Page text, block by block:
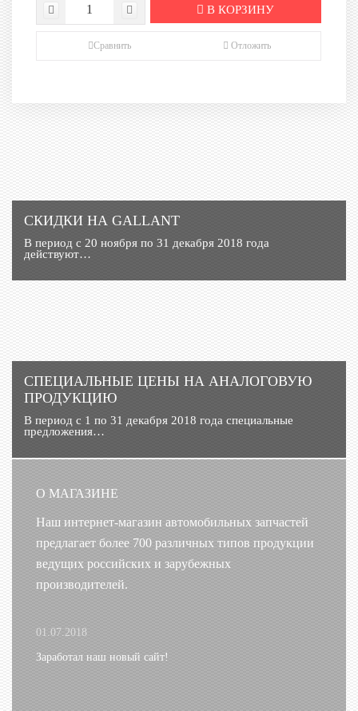
В КОРЗИНУ
Сравнить Отложить
СКИДКИ НА GALLANT
В период с 20 ноября по 31 декабря 2018 года
действуют…
CПЕЦИАЛЬНЫЕ ЦЕНЫ НА АНАЛОГОВУЮ
ПРОДУКЦИЮ
В период с 1 по 31 декабря 2018 года специальные
предложения…
О МАГАЗИНЕ
Наш интернет-магазин автомобильных запчастей
предлагает более 700 различных типов продукции
ведущих российских и зарубежных
производителей.
01.07.2018
Заработал наш новый сайт!